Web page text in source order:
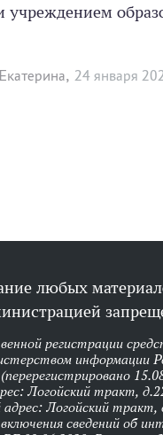
учреждением
24 января
любых
регистрации
информации
Логойский тракт,
Логойский тракт,
сведений об